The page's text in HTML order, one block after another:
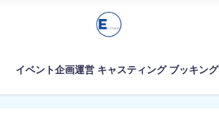
イベント企画運営 キャスティング ブッキング